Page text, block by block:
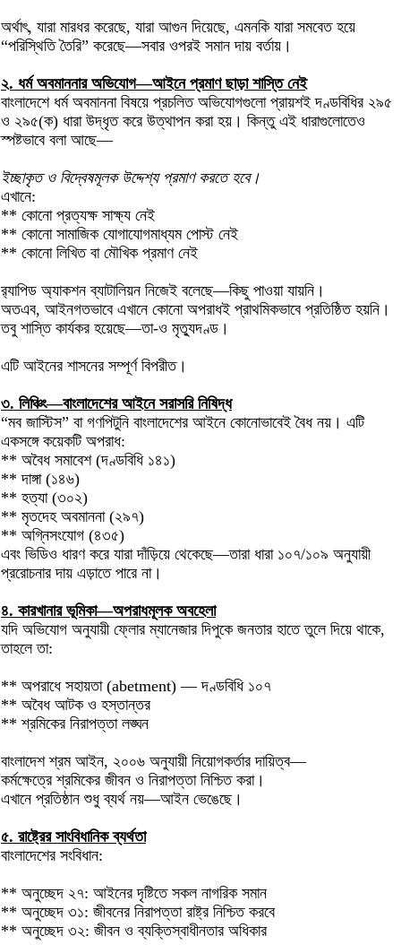
অর্থাৎ, যারা মারধর করেছে, যারা আগুন দিয়েছে, এমনকি যারা সমবেত হয়ে
“পরিস্থিতি তৈরি” করেছে—সবার ওপরই সমান দায় বর্তায়।
২. ধর্ম অবমাননার অভিযোগ—আইনে প্রমাণ ছাড়া শাস্তি নেই
বাংলাদেশে ধর্ম অবমাননা বিষয়ে প্রচলিত অভিযোগগুলো প্রায়শই দণ্ডবিধির ২৯৫
ও ২৯৫(ক) ধারা উদ্ধৃত করে উত্থাপন করা হয়। কিন্তু এই ধারাগুলোতেও
স্পষ্টভাবে বলা আছে—
ইচ্ছাকৃত ও বিদ্বেষমূলক উদ্দেশ্য প্রমাণ করতে হবে।
এখানে:
** কোনো প্রত্যক্ষ সাক্ষ্য নেই
** কোনো সামাজিক যোগাযোগমাধ্যম পোস্ট নেই
** কোনো লিখিত বা মৌখিক প্রমাণ নেই
র‌্যাপিড অ্যাকশন ব্যাটালিয়ন নিজেই বলেছে—কিছু পাওয়া যায়নি।
অতএব, আইনগতভাবে এখানে কোনো অপরাধই প্রাথমিকভাবে প্রতিষ্ঠিত হয়নি।
তবু শাস্তি কার্যকর হয়েছে—তা-ও মৃত্যুদণ্ড।
এটি আইনের শাসনের সম্পূর্ণ বিপরীত।
৩. লিঞ্চিং—বাংলাদেশের আইনে সরাসরি নিষিদ্ধ
“মব জাস্টিস” বা গণপিটুনি বাংলাদেশের আইনে কোনোভাবেই বৈধ নয়। এটি
একসঙ্গে কয়েকটি অপরাধ:
** অবৈধ সমাবেশ (দণ্ডবিধি ১৪১)
** দাঙ্গা (১৪৬)
** হত্যা (৩০২)
** মৃতদেহ অবমাননা (২৯৭)
** অগ্নিসংযোগ (৪৩৫)
এবং ভিডিও ধারণ করে যারা দাঁড়িয়ে থেকেছে—তারা ধারা ১০৭/১০৯ অনুযায়ী
প্ররোচনার দায় এড়াতে পারে না।
৪. কারখানার ভূমিকা—অপরাধমূলক অবহেলা
যদি অভিযোগ অনুযায়ী ফ্লোর ম্যানেজার দিপুকে জনতার হাতে তুলে দিয়ে থাকে,
তাহলে তা:
** অপরাধে সহায়তা (abetment) — দণ্ডবিধি ১০৭
** অবৈধ আটক ও হস্তান্তর
** শ্রমিকের নিরাপত্তা লঙ্ঘন
বাংলাদেশ শ্রম আইন, ২০০৬ অনুযায়ী নিয়োগকর্তার দায়িত্ব—
কর্মক্ষেত্রে শ্রমিকের জীবন ও নিরাপত্তা নিশ্চিত করা।
এখানে প্রতিষ্ঠান শুধু ব্যর্থ নয়—আইন ভেঙেছে।
৫. রাষ্ট্রের সাংবিধানিক ব্যর্থতা
বাংলাদেশের সংবিধান:
** অনুচ্ছেদ ২৭: আইনের দৃষ্টিতে সকল নাগরিক সমান
** অনুচ্ছেদ ৩১: জীবনের নিরাপত্তা রাষ্ট্র নিশ্চিত করবে
** অনুচ্ছেদ ৩২: জীবন ও ব্যক্তিস্বাধীনতার অধিকার